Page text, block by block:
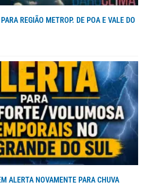
REGIÃO METROP. DE POA E VALE DO
ALERTA NOVAMENTE PARA CHUVA